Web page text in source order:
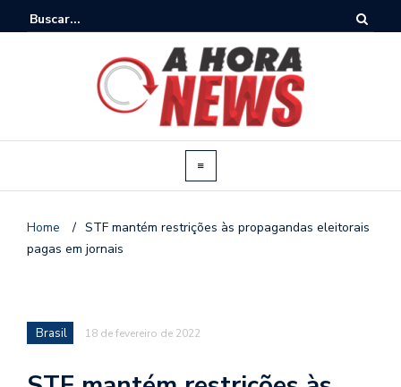
Home / STF mantém restrições às propagandas eleitorais
pagas em jornais
Brasil 18 de fevereiro de 2022